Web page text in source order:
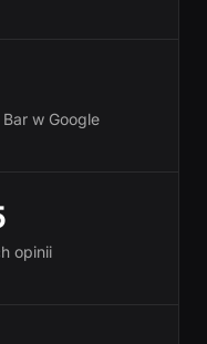
w Google
opinii